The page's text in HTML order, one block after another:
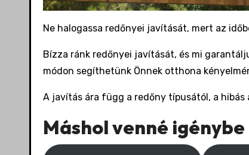
Ne halogassa redőnyei javítását, mert az
Bízza ránk redőnyei javítását, és mi
módon segíthetünk Önnek otthona
A javítás ára függ a redőny típusától, a hibás
Máshol venné